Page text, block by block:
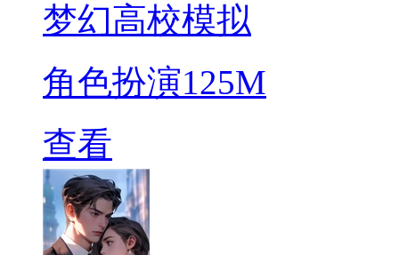
梦幻高校模拟
角色扮演125M
查看